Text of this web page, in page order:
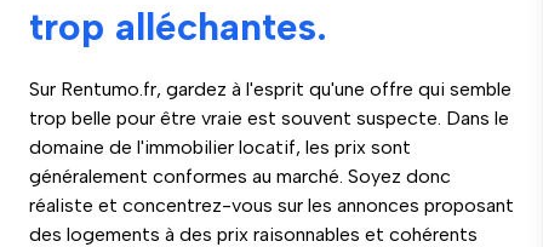
trop alléchantes.
Sur Rentumo.fr, gardez à l'esprit qu'une offre qui semble
trop belle pour être vraie est souvent suspecte. Dans le
domaine de l'immobilier locatif, les prix sont
généralement conformes au marché. Soyez donc
réaliste et concentrez-vous sur les annonces proposant
des logements à des prix raisonnables et cohérents